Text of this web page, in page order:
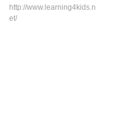
http://www.learning4kids.n
et/